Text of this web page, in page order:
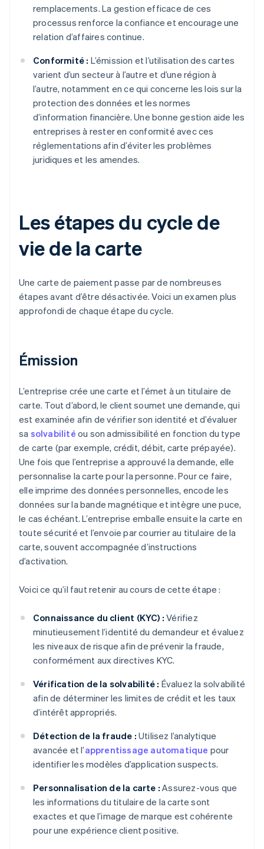
remplacements. La gestion efficace de ces
processus renforce la confiance et encourage une
relation d’affaires continue.
Conformité : L’émission et l’utilisation des cartes
varient d’un secteur à l’autre et d’une région à
l’autre, notamment en ce qui concerne les lois sur la
protection des données et les normes
d’information financière. Une bonne gestion aide les
entreprises à rester en conformité avec ces
réglementations afin d’éviter les problèmes
juridiques et les amendes.
Les étapes du cycle de
vie de la carte
Une carte de paiement passe par de nombreuses
étapes avant d’être désactivée. Voici un examen plus
approfondi de chaque étape du cycle.
Émission
L’entreprise crée une carte et l’émet à un titulaire de
carte. Tout d’abord, le client soumet une demande, qui
est examinée afin de vérifier son identité et d’évaluer
sa solvabilité ou son admissibilité en fonction du type
de carte (par exemple, crédit, débit, carte prépayée).
Une fois que l’entreprise a approuvé la demande, elle
personnalise la carte pour la personne. Pour ce faire,
elle imprime des données personnelles, encode les
données sur la bande magnétique et intègre une puce,
le cas échéant. L’entreprise emballe ensuite la carte en
toute sécurité et l’envoie par courrier au titulaire de la
carte, souvent accompagnée d’instructions
d’activation.
Voici ce qu’il faut retenir au cours de cette étape :
Connaissance du client (KYC) : Vérifiez
minutieusement l’identité du demandeur et évaluez
les niveaux de risque afin de prévenir la fraude,
conformément aux directives KYC.
Vérification de la solvabilité : Évaluez la solvabilité
afin de déterminer les limites de crédit et les taux
d’intérêt appropriés.
Détection de la fraude : Utilisez l’analytique
avancée et l’apprentissage automatique pour
identifier les modèles d’application suspects.
Personnalisation de la carte : Assurez-vous que
les informations du titulaire de la carte sont
exactes et que l’image de marque est cohérente
pour une expérience client positive.